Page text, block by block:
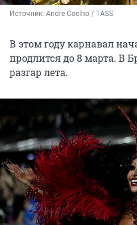
Источник: Andre Coelho / TASS
В этом году карнавал
продлится до 8 марта. В
разгар лета.